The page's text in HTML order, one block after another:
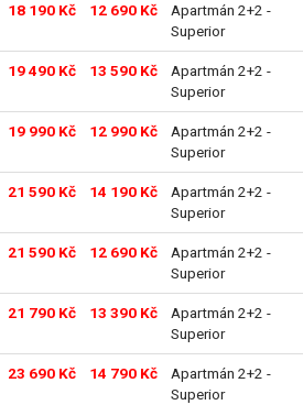
18 190 Kč 12 690 Kč
Apartmán 2+2 -
Superior
19 490 Kč 13 590 Kč
Apartmán 2+2 -
Superior
19 990 Kč 12 990 Kč
Apartmán 2+2 -
Superior
21 590 Kč 14 190 Kč
Apartmán 2+2 -
Superior
21 590 Kč 12 690 Kč
Apartmán 2+2 -
Superior
21 790 Kč 13 390 Kč
Apartmán 2+2 -
Superior
23 690 Kč 14 790 Kč
Apartmán 2+2 -
Superior